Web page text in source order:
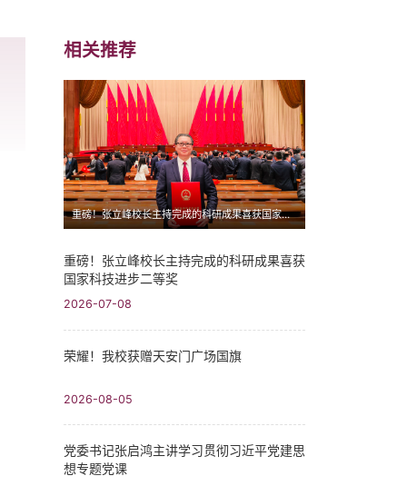
相关推荐
重磅！张立峰校长主持完成的科研成果喜获国家科技进步二等奖
重磅！张立峰校长主持完成的科研成果喜获
国家科技进步二等奖
2026-07-08
荣耀！我校获赠天安门广场国旗
2026-08-05
党委书记张启鸿主讲学习贯彻习近平党建思
想专题党课